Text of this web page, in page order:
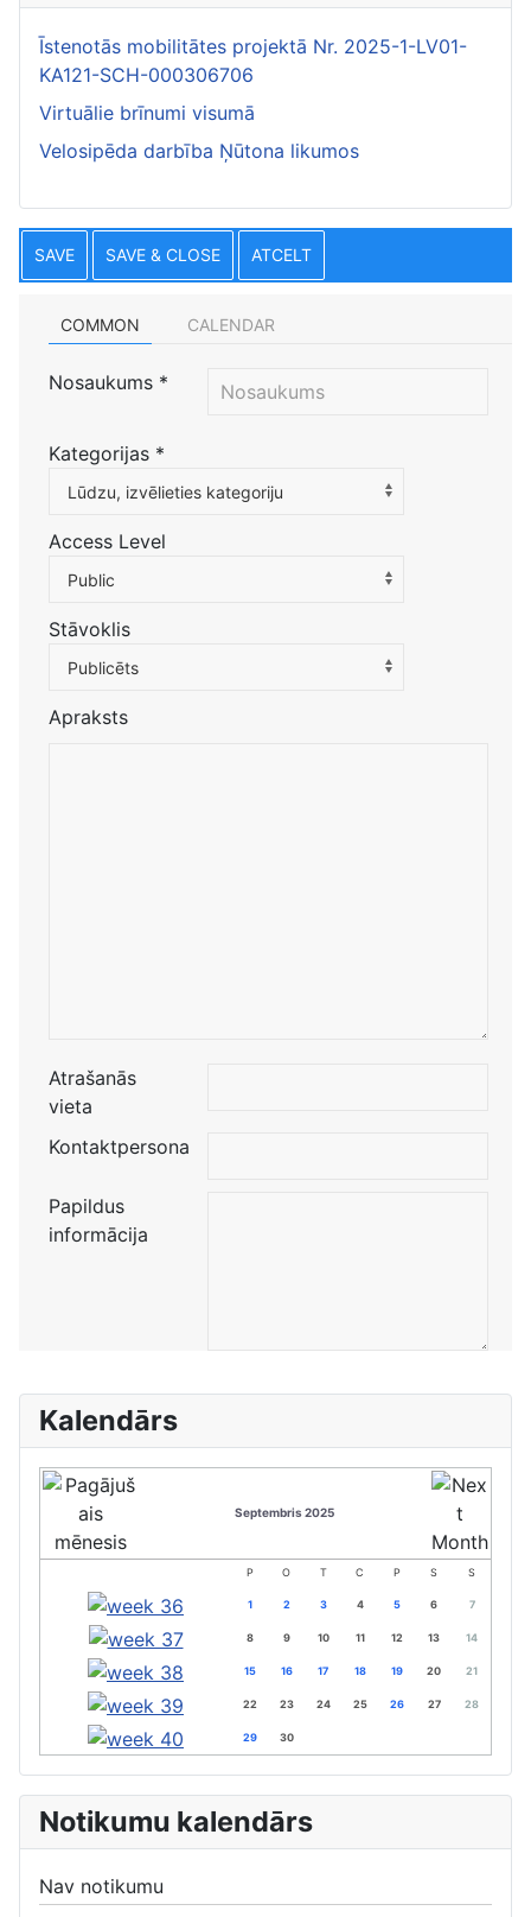
Īstenotās mobilitātes projektā Nr. 2025-1-LV01-
KA121-SCH-000306706
Virtuālie brīnumi visumā
Velosipēda darbība Ņūtona likumos
SAVE SAVE & CLOSE ATCELT
COMMON CALENDAR
Nosaukums *
Kategorijas *
Atlasiet kategoriju, lai filtrētu sarakstu
Lūdzu, izvēlieties kategoriju
Access Level
Public
Stāvoklis
Publicēts
Apraksts
Atrašanās
vieta
Kontaktpersona
Papildus
informācija
Kalendārs
Septembris 2025
P O T C P S S
1 2 3 4 5 6 7
8 9 10 11 12 13 14
15 16 17 18 19 20 21
22 23 24 25 26 27 28
29 30
Notikumu kalendārs
Nav notikumu